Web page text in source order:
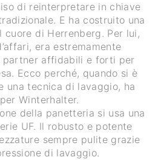
di reinterpretare in chiave
E ha costruito una
cuore di Herrenberg. Per lui,
era estremamente
partner affidabili e forti per
Ecco perché, quando si è
una tecnica di lavaggio, ha
Winterhalter.
della panetteria si usa una
UF. Il robusto e potente
sempre pulite grazie
di lavaggio.